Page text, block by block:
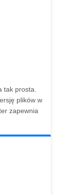
tak prosta.
plików w
zapewnia